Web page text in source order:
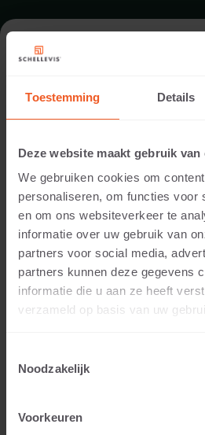
Toestemming Details
Deze website maakt gebruik van
We gebruiken cookies om
personaliseren, om functies voor
en om ons websiteverkeer te
informatie over uw gebruik van
partners voor social media,
partners kunnen deze gegevens
informatie die u aan ze heeft
verzameld op basis van uw
Noodzakelijk
Voorkeuren
FORMAT - GREEN
RANGE STACKABLE
200 MM THICKNESS
Applicable to: